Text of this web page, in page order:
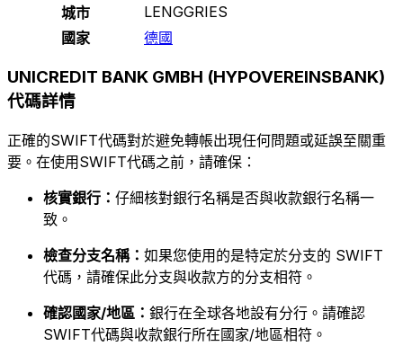
城市
LENGGRIES
國家
德國
UNICREDIT BANK GMBH (HYPOVEREINSBANK)
代碼詳情
正確的SWIFT代碼對於避免轉帳出現任何問題或延誤至關重
要。在使用SWIFT代碼之前，請確保：
核實銀行： 仔細核對銀行名稱是否與收款銀行名稱一
致。
檢查分支名稱： 如果您使用的是特定於分支的 SWIFT
代碼，請確保此分支與收款方的分支相符。
確認國家/地區： 銀行在全球各地設有分行。請確認
SWIFT代碼與收款銀行所在國家/地區相符。